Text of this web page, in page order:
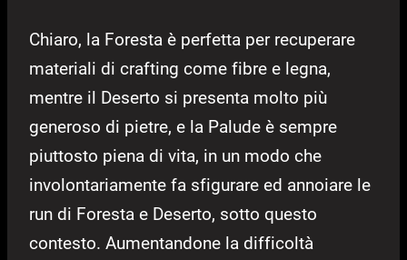
Chiaro, la Foresta è perfetta per recuperare
materiali di crafting come fibre e legna,
mentre il Deserto si presenta molto più
generoso di pietre, e la Palude è sempre
piuttosto piena di vita, in un modo che
involontariamente fa sfigurare ed annoiare le
run di Foresta e Deserto, sotto questo
contesto. Aumentandone la difficoltà